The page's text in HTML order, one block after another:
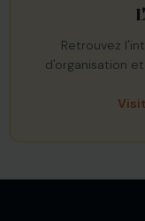
Retrouvez
d'organisation